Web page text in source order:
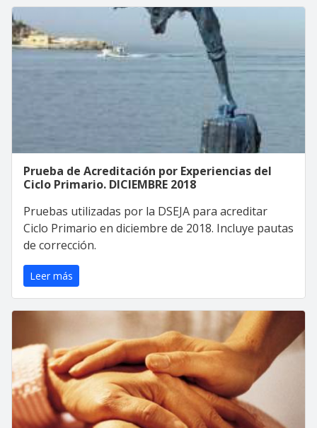
Prueba de Acreditación por Experiencias del
Ciclo Primario. DICIEMBRE 2018
Pruebas utilizadas por la DSEJA para acreditar
Ciclo Primario en diciembre de 2018. Incluye pautas
de corrección.
Leer más